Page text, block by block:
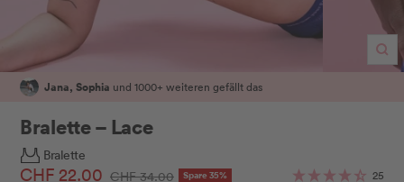
Jana, Sophia und 1000+ weiteren gefällt das
Bralette – Lace
Bralette
Angebotspreis
CHF 22.00 Regulärer
CHF 34.00 Spare 35% 25